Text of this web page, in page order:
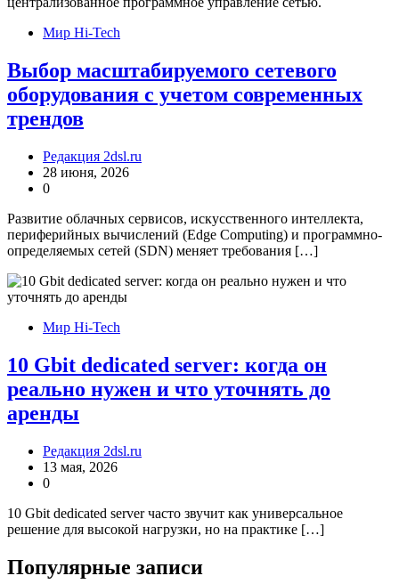
Мир Hi-Tech
Выбор масштабируемого сетевого
оборудования с учетом современных
трендов
Редакция 2dsl.ru
28 июня, 2026
0
Развитие облачных сервисов, искусственного интеллекта,
периферийных вычислений (Edge Computing) и программно-
определяемых сетей (SDN) меняет требования […]
Мир Hi-Tech
10 Gbit dedicated server: когда он
реально нужен и что уточнять до
аренды
Редакция 2dsl.ru
13 мая, 2026
0
10 Gbit dedicated server часто звучит как универсальное
решение для высокой нагрузки, но на практике […]
Популярные записи